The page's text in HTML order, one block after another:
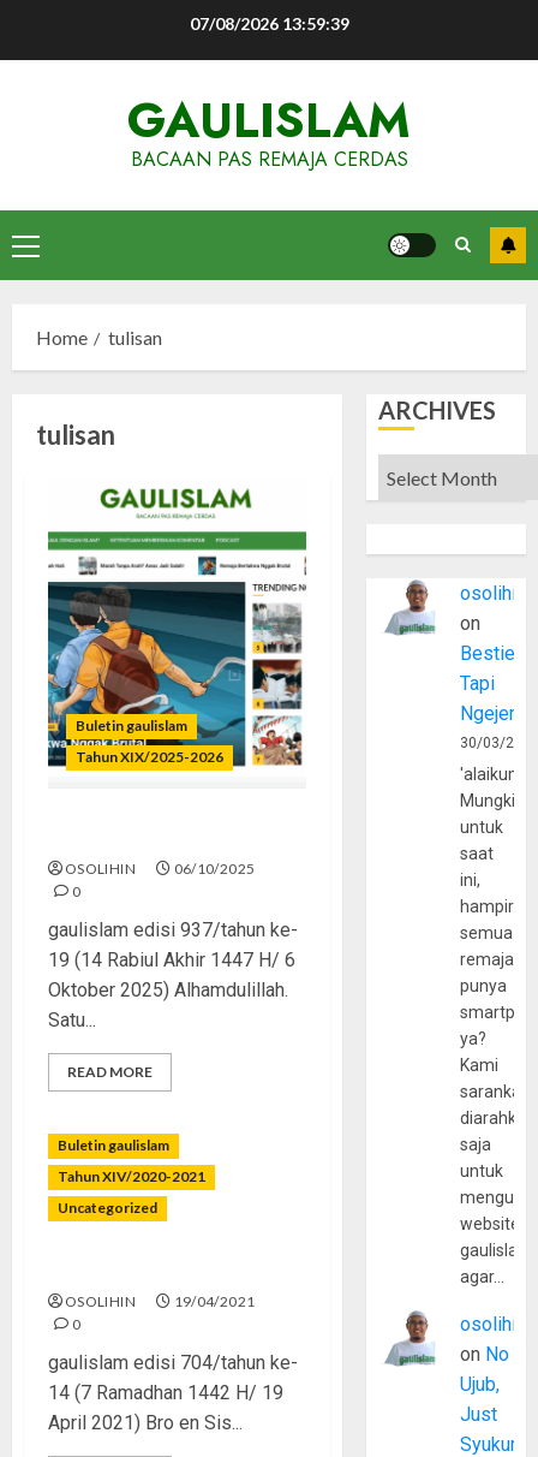
07/08/2026 13:59:39
GAULISLAM
BACAAN PAS REMAJA CERDAS
Primary
Menu
Home tulisan
tulisan
Buletin gaulislam
Tahun XIX/2025-2026
OSOLIHIN
06/10/2025
0
gaulislam edisi 937/tahun ke-
19 (14 Rabiul Akhir 1447 H/ 6
Oktober 2025) Alhamdulillah.
Satu...
READ MORE
Buletin gaulislam
Tahun XIV/2020-2021
Uncategorized
OSOLIHIN
19/04/2021
0
gaulislam edisi 704/tahun ke-
14 (7 Ramadhan 1442 H/ 19
April 2021) Bro en Sis...
ARCHIVES
Archives
osolihin
on
Bestie
Tapi
30/03/
Mungkin
untuk
saat
ini,
hampir
semua
remaja
punya
ya?
Kami
sarankan,
diarahkan
saja
untuk
website
agar…
osolihin
on No
Ujub,
Just
Syukur